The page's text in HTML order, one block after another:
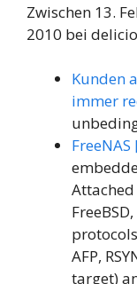
Zwischen 13.
2010 bei
Kunden
immer
FreeNAS
AFP,
target)